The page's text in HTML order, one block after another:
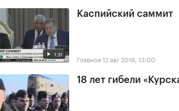
1:31
Каспийский саммит
Главное12 авг 2018, 13:00
18 лет гибели